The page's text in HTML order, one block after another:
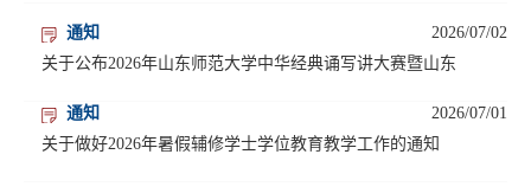
通知
2026/07/02
关于公布2026年山东师范大学中华经典诵写讲大赛暨山东
通知
2026/07/01
关于做好2026年暑假辅修学士学位教育教学工作的通知